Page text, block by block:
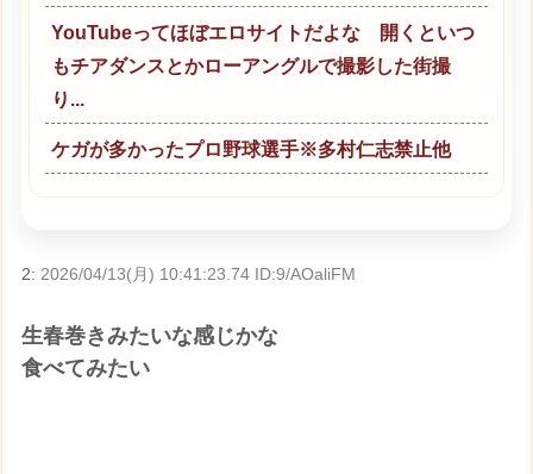
YouTubeってほぼエロサイトだよな 開くといつ
もチアダンスとかローアングルで撮影した街撮
り...
ケガが多かったプロ野球選手※多村仁志禁止他
2:2026/04/13(月) 10:41:23.74 ID:9/AOaliFM
生春巻きみたいな感じかな
食べてみたい